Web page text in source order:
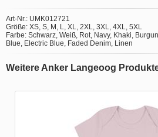
Art-Nr.: UMK012721
Größe: XS, S, M, L, XL, 2XL, 3XL, 4XL, 5XL
Farbe: Schwarz, Weiß, Rot, Navy, Khaki,
Blue, Electric Blue, Faded Denim, Linen
Weitere Anker Langeoog